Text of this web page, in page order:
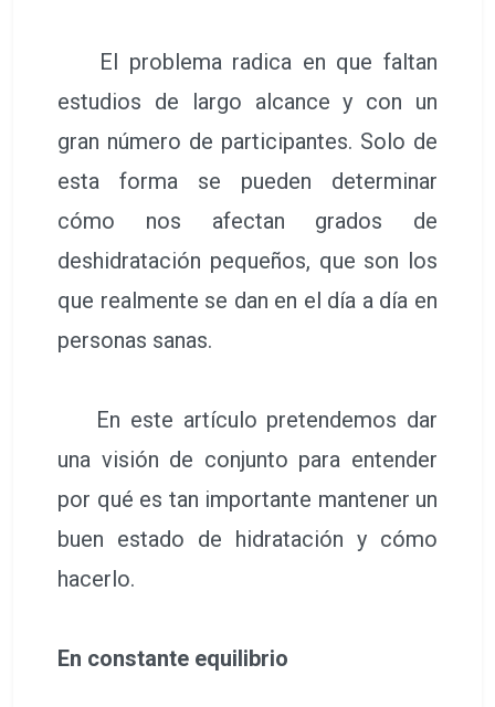
El problema radica en que faltan
estudios de largo alcance y con un
gran número de participantes. Solo de
esta forma se pueden determinar
cómo nos afectan grados de
deshidratación pequeños, que son los
que realmente se dan en el día a día en
personas sanas.
En este artículo pretendemos dar
una visión de conjunto para entender
por qué es tan importante mantener un
buen estado de hidratación y cómo
hacerlo.
En constante equilibrio